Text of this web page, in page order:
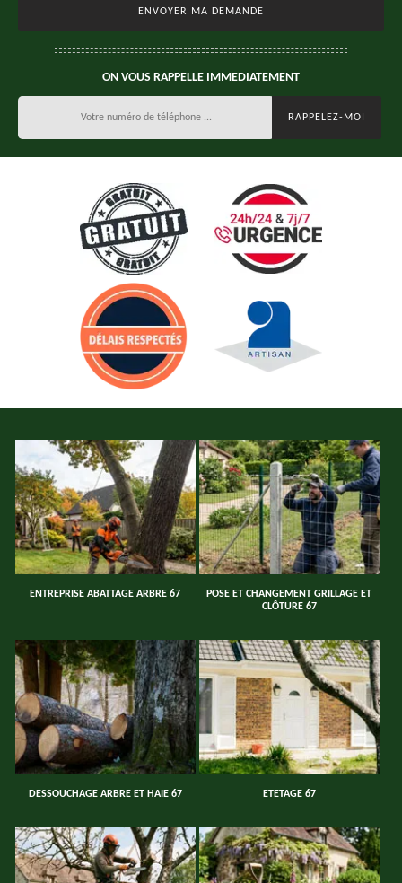
ON VOUS RAPPELLE IMMEDIATEMENT
ENTREPRISE ABATTAGE ARBRE 67
POSE ET CHANGEMENT GRILLAGE ET
CLÔTURE 67
DESSOUCHAGE ARBRE ET HAIE 67 ETETAGE 67